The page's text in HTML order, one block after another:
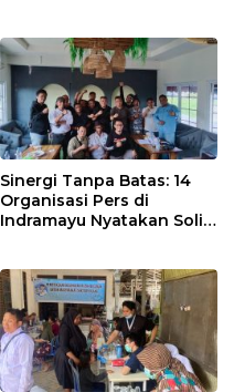
Sinergi Tanpa Batas: 14
Organisasi Pers di
Indramayu Nyatakan Solid